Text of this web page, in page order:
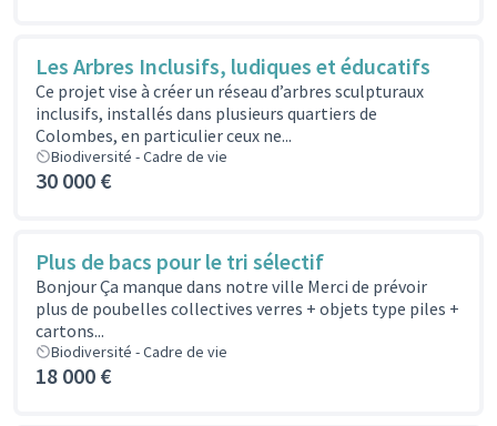
Les Arbres Inclusifs, ludiques et éducatifs
Ce projet vise à créer un réseau d’arbres sculpturaux
inclusifs, installés dans plusieurs quartiers de
Colombes, en particulier ceux ne...
Biodiversité - Cadre de vie
30 000 €
Plus de bacs pour le tri sélectif
Bonjour Ça manque dans notre ville Merci de prévoir
plus de poubelles collectives verres + objets type piles +
cartons...
Biodiversité - Cadre de vie
18 000 €